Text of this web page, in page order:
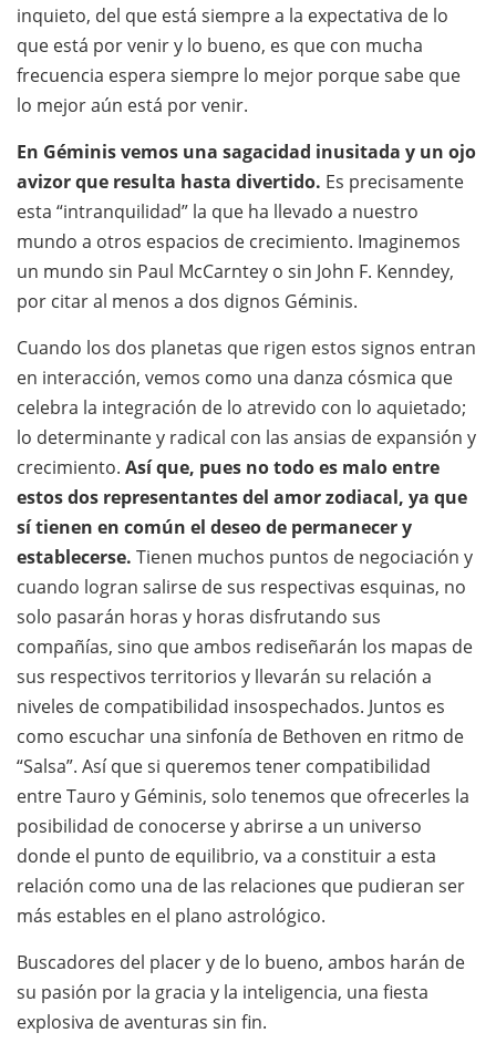
inquieto, del que está siempre a la expectativa de lo
que está por venir y lo bueno, es que con mucha
frecuencia espera siempre lo mejor porque sabe que
lo mejor aún está por venir.
En Géminis vemos una sagacidad inusitada y un ojo
avizor que resulta hasta divertido. Es precisamente
esta “intranquilidad” la que ha llevado a nuestro
mundo a otros espacios de crecimiento. Imaginemos
un mundo sin Paul McCarntey o sin John F. Kenndey,
por citar al menos a dos dignos Géminis.
Cuando los dos planetas que rigen estos signos entran
en interacción, vemos como una danza cósmica que
celebra la integración de lo atrevido con lo aquietado;
lo determinante y radical con las ansias de expansión y
crecimiento. Así que, pues no todo es malo entre
estos dos representantes del amor zodiacal, ya que
sí tienen en común el deseo de permanecer y
establecerse. Tienen muchos puntos de negociación y
cuando logran salirse de sus respectivas esquinas, no
solo pasarán horas y horas disfrutando sus
compañías, sino que ambos rediseñarán los mapas de
sus respectivos territorios y llevarán su relación a
niveles de compatibilidad insospechados. Juntos es
como escuchar una sinfonía de Bethoven en ritmo de
“Salsa”. Así que si queremos tener compatibilidad
entre Tauro y Géminis, solo tenemos que ofrecerles la
posibilidad de conocerse y abrirse a un universo
donde el punto de equilibrio, va a constituir a esta
relación como una de las relaciones que pudieran ser
más estables en el plano astrológico.
Buscadores del placer y de lo bueno, ambos harán de
su pasión por la gracia y la inteligencia, una fiesta
explosiva de aventuras sin fin.